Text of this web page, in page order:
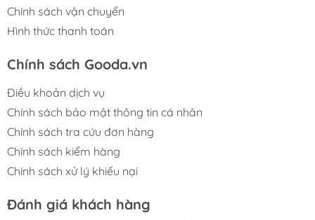
Chính sách vận chuyển
Hình thức thanh toán
Chính sách Gooda.vn
Điều khoản dịch vụ
Chính sách bảo mật thông tin cá nhân
Chính sách tra cứu đơn hàng
Chính sách kiểm hàng
Chính sách xử lý khiếu nại
Đánh giá khách hàng